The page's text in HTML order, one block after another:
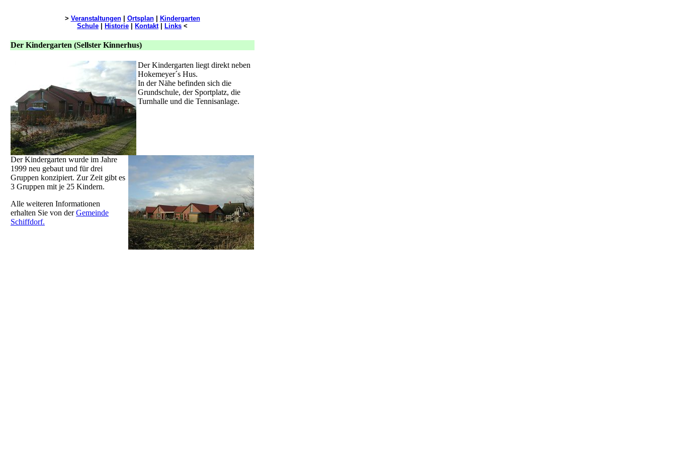
> Veranstaltungen| Ortsplan|
Kindergarten
Schule
Historie Kontakt| Links <
Der Kindergarten (Sellster Kinnerhus)
Der Kindergarten liegt direkt neben
Hokemeyer´s Hus.
In der Nähe befinden sich die
Grundschule, der Sportplatz, die
Turnhalle und die Tennisanlage.
Der Kindergarten wurde im Jahre
1999 neu gebaut und für drei
Gruppen konzipiert. Zur Zeit gibt es
3 Gruppen mit je 25 Kindern.
Alle weiteren Informationen
erhalten Sie von derGemeinde
Schiffdorf.